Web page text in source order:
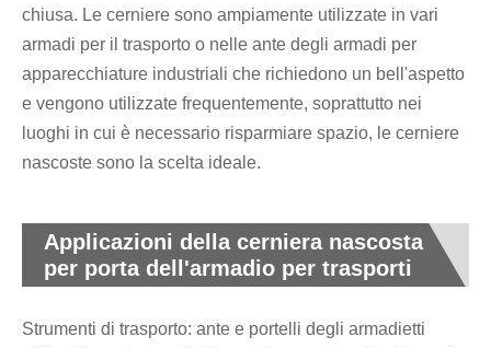
chiusa. Le cerniere sono ampiamente utilizzate in vari
armadi per il trasporto o nelle ante degli armadi per
apparecchiature industriali che richiedono un bell'aspetto
e vengono utilizzate frequentemente, soprattutto nei
luoghi in cui è necessario risparmiare spazio, le cerniere
nascoste sono la scelta ideale.
Applicazioni della cerniera nascosta
per porta dell'armadio per trasporti
Strumenti di trasporto: ante e portelli degli armadietti